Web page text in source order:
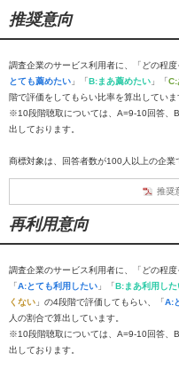
推奨意向
調査企業のサービス利用者に、「どの程
とても薦めたい 」「B:まあ薦めたい 」「C:
階で評価をしてもらい比率を算出していま
※10段階聴取については、A=9-10回答、
出しております。
商標対象は、回答者数が100人以上の企業
推奨
再利用意向
調査企業のサービス利用者に、「どの程
「A:とても利用したい 」「B:まあ利用した
くない 」の4段階で評価してもらい、「A:
人の割合で算出しています。
※10段階聴取については、A=9-10回答、
出しております。